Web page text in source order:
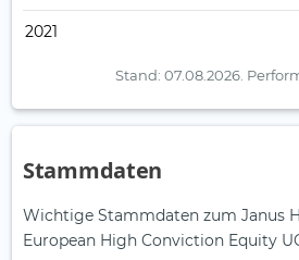
2021
Stand: 07.08.2026.
Stammdaten
Wichtige Stammdaten zum Janus
European High Conviction Equity